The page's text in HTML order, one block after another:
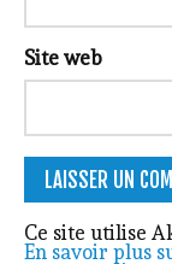
Site web
Ce site utilise
En savoir plus